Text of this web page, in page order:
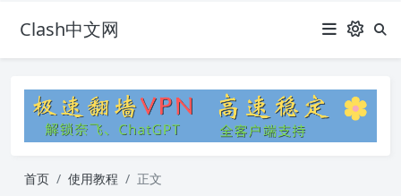
Clash中文网
首页 使用教程 正文